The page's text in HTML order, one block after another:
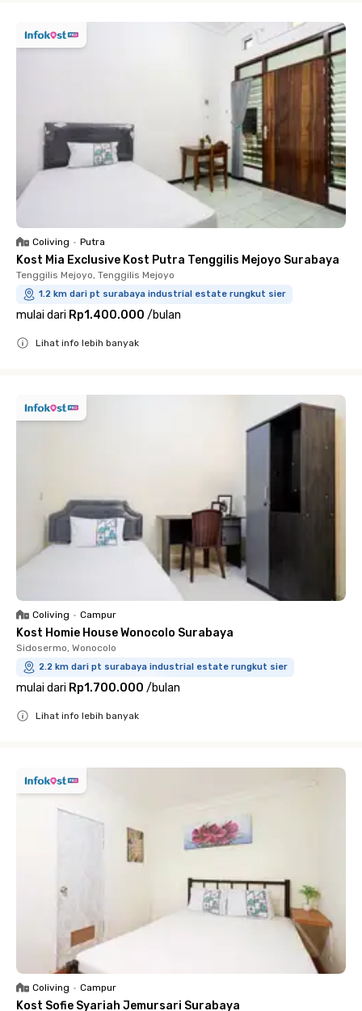
Coliving • Putra
Kost Mia Exclusive Kost Putra Tenggilis Mejoyo Surabaya
Tenggilis Mejoyo, Tenggilis Mejoyo
1.2 km dari pt surabaya industrial estate rungkut sier
mulai dari Rp1.400.000 /bulan
Lihat info lebih banyak
Coliving • Campur
Kost Homie House Wonocolo Surabaya
Sidosermo, Wonocolo
2.2 km dari pt surabaya industrial estate rungkut sier
mulai dari Rp1.700.000 /bulan
Lihat info lebih banyak
Coliving • Campur
Kost Sofie Syariah Jemursari Surabaya